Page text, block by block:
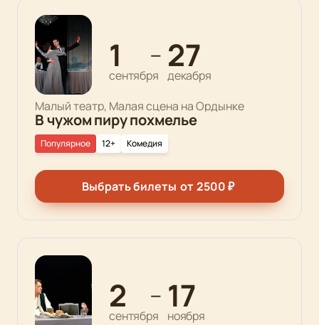
1
сентября
— 27
декабря
Малый театр, Малая сцена на Ордынке
В чужом пиру похмелье
12+ Комедия
Популярное
Выбрать билеты от 2500₽
2
сентября
— 17
ноября